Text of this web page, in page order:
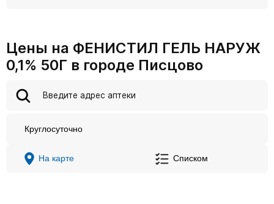
Цены на ФЕНИСТИЛ ГЕЛЬ НАРУЖ
0,1% 50Г в городе Писцово
Круглосуточно
На карте Списком